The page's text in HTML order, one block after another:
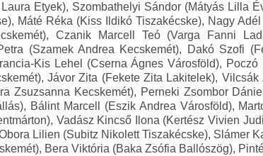
Etyek), Szombathelyi Sándor (Mátyás Lilla
Máté Réka (Kiss Ildikó Tiszakécske), Nagy
Czanik Marcell Teó (Varga Fanni
(Szamek Andrea Kecskemét), Dakó Szofi
Kis Lehel (Cserna Ágnes Városföld),
Jávor Zita (Fekete Zita Lakitelek),
Zsuzsanna Kecskemét), Perneki Zsombor
Bálint Marcell (Eszik Andrea Városföld),
Vadász Kincső Ilona (Kertész Vivien
Lilien (Subitz Nikolett Tiszakécske), Slámer
Bera Viktória (Baka Zsófia Ballószög),